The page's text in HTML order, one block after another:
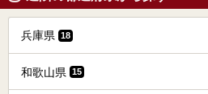
兵庫県 18
和歌山県 15